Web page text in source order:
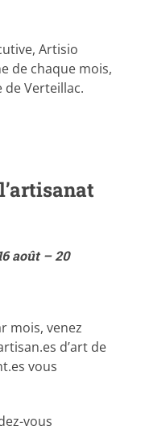
Artisio
de chaque mois,
de Verteillac.
août – 20
mois, venez
d’art de
vous
vous